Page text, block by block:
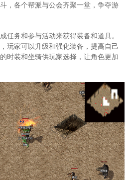
，各个帮派与公会齐聚一堂，争夺游
任务和参与活动来获得装备和道具。
玩家可以升级和强化装备，提高自己
时装和坐骑供玩家选择，让角色更加